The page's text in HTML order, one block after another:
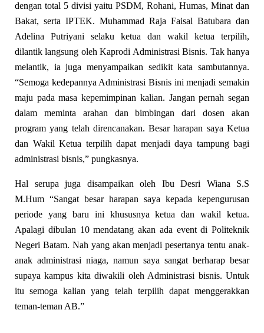
dengan total 5 divisi yaitu PSDM, Rohani, Humas, Minat dan
Bakat, serta IPTEK. Muhammad Raja Faisal Batubara dan
Adelina Putriyani selaku ketua dan wakil ketua terpilih,
dilantik langsung oleh Kaprodi Administrasi Bisnis. Tak hanya
melantik, ia juga menyampaikan sedikit kata sambutannya.
“Semoga kedepannya Administrasi Bisnis ini menjadi semakin
maju pada masa kepemimpinan kalian. Jangan pernah segan
dalam meminta arahan dan bimbingan dari dosen akan
program yang telah direncanakan. Besar harapan saya Ketua
dan Wakil Ketua terpilih dapat menjadi daya tampung bagi
administrasi bisnis,” pungkasnya.
Hal serupa juga disampaikan oleh Ibu Desri Wiana S.S
M.Hum “Sangat besar harapan saya kepada kepengurusan
periode yang baru ini khususnya ketua dan wakil ketua.
Apalagi dibulan 10 mendatang akan ada event di Politeknik
Negeri Batam. Nah yang akan menjadi pesertanya tentu anak-
anak administrasi niaga, namun saya sangat berharap besar
supaya kampus kita diwakili oleh Administrasi bisnis. Untuk
itu semoga kalian yang telah terpilih dapat menggerakkan
teman-teman AB.”